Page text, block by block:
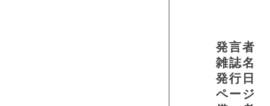
発言者
雑誌名
発行日
ページ